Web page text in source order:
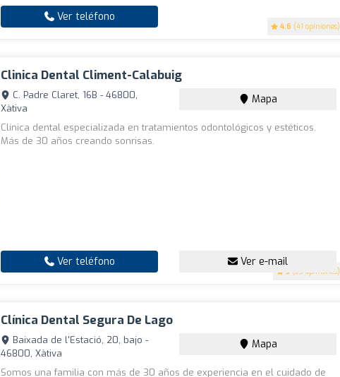
4.6 (41 opiniones)
Ver teléfono
Clinica Dental Climent-Calabuig
5 (33 opiniones)
C. Padre Claret, 16B - 46800,
Xàtiva
Mapa
Clínica dental especializada en tratamientos odontológicos y estéticos.
Más de 30 años creando sonrisas.
Ver teléfono Ver e-mail
Clínica Dental Segura De Lago
Baixada de l'Estació, 20, bajo -
46800, Xàtiva
Mapa
Somos una familia con más de 30 años de experiencia en el cuidado de